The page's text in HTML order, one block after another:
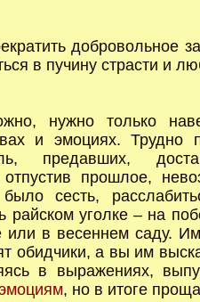
добровольное
в пучину страсти и
нужно только
и эмоциях. Трудно
предавших,
прошлое,
сесть,
райском уголке – на
или в весеннем саду.
обидчики, а вы им
в выражениях,
, но в итоге